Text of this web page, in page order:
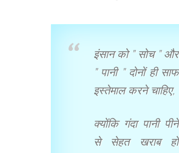
इंसान को ” सोच ” और
” पानी ” दोनों ही साफ
इस्तेमाल करने चाहिए,
क्योंकि गंदा पानी पीने
से सेहत खराब हो